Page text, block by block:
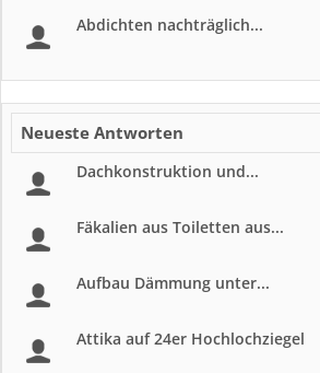
Abdichten nachträglich...
Neueste Antworten
Dachkonstruktion und...
Fäkalien aus Toiletten aus...
Aufbau Dämmung unter...
Attika auf 24er Hochlochziegel